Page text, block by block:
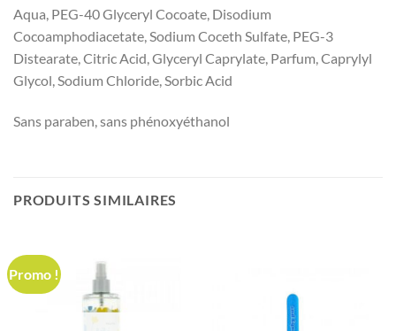
Aqua, PEG-40 Glyceryl Cocoate, Disodium
Cocoamphodiacetate, Sodium Coceth Sulfate, PEG-3
Distearate, Citric Acid, Glyceryl Caprylate, Parfum, Caprylyl
Glycol, Sodium Chloride, Sorbic Acid
Sans paraben, sans phénoxyéthanol
PRODUITS SIMILAIRES
Promo !